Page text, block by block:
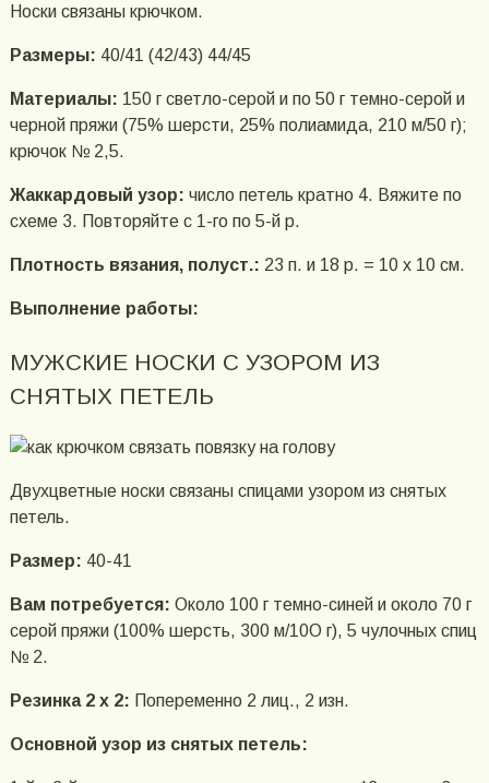
Носки связаны крючком.
Размеры: 40/41 (42/43) 44/45
Материалы: 150 г светло-серой и по 50 г темно-серой и
черной пряжи (75% шерсти, 25% полиамида, 210 м/50 г);
крючок № 2,5.
Жаккардовый узор: число петель кратно 4. Вяжите по
схеме 3. Повторяйте с 1-го по 5-й р.
Плотность вязания, полуст.: 23 п. и 18 р. = 10 х 10 см.
Выполнение работы:
МУЖСКИЕ НОСКИ С УЗОРОМ ИЗ
СНЯТЫХ ПЕТЕЛЬ
Двухцветные носки связаны спицами узором из снятых
петель.
Размер: 40-41
Вам потребуется: Около 100 г темно-синей и около 70 г
серой пряжи (100% шерсть, 300 м/10О г), 5 чулочных спиц
№ 2.
Резинка 2 x 2: Попеременно 2 лиц., 2 изн.
Основной узор из снятых петель: